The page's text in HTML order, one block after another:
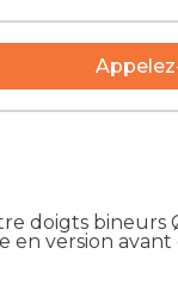
doigts
en version avant